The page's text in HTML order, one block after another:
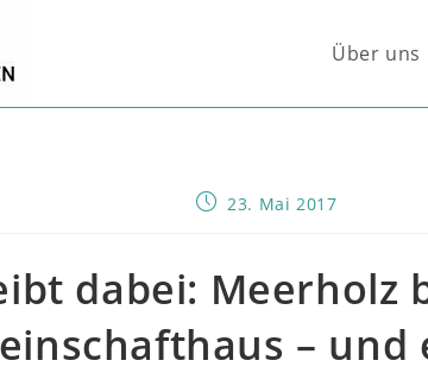
Über uns
Beitrag23. Mai 2017
dabei: Meerholz
– und